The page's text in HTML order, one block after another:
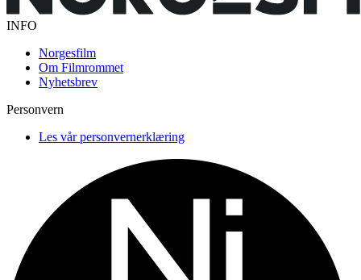
INFO
Norgesfilm
Om Filmrommet
Nyhetsbrev
Personvern
Les vår personvernerklæring